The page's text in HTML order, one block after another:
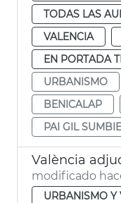
TODAS LAS
VALENCIA
EN PORTADA
URBANISMO
BENICALAP
PAI GIL
modificado
URBANISMO Y